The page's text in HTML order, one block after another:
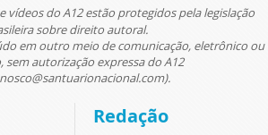
vídeos do A12 estão protegidos pela legislação
sobre direito autoral.
em outro meio de comunicação, eletrônico ou
sem autorização expressa do A12
Redação